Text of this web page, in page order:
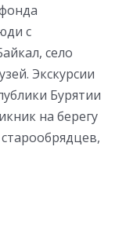
с
село
Экскурсии
Бурятии
на берегу